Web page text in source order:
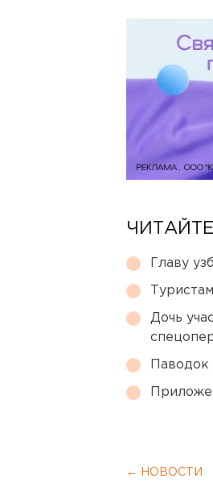
Главу
Дочь
← НОВОСТИ